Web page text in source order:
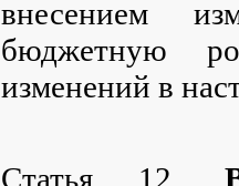
внесением
бюджетную
изменений в
Статья 12.